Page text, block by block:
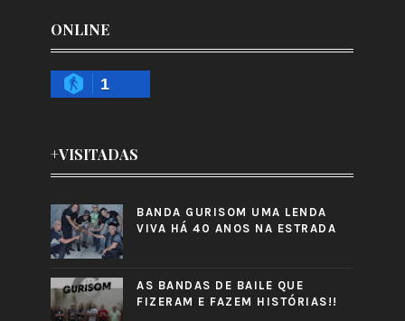
ONLINE
1
+VISITADAS
BANDA GURISOM UMA LENDA
VIVA HÁ 40 ANOS NA ESTRADA
AS BANDAS DE BAILE QUE
FIZERAM E FAZEM HISTÓRIAS!!